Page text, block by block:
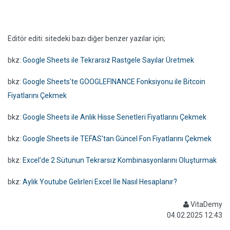
Editör editi: sitedeki bazı diğer benzer yazılar için;
bkz: Google Sheets ile Tekrarsız Rastgele Sayılar Üretmek
bkz: Google Sheets'te GOOGLEFINANCE Fonksiyonu ile Bitcoin
Fiyatlarını Çekmek
bkz: Google Sheets ile Anlık Hisse Senetleri Fiyatlarını Çekmek
bkz: Google Sheets ile TEFAS'tan Güncel Fon Fiyatlarını Çekmek
bkz: Excel'de 2 Sütunun Tekrarsız Kombinasyonlarını Oluşturmak
bkz: Aylık Youtube Gelirleri Excel İle Nasıl Hesaplanır?
VitaDemy
04.02.2025 12:43